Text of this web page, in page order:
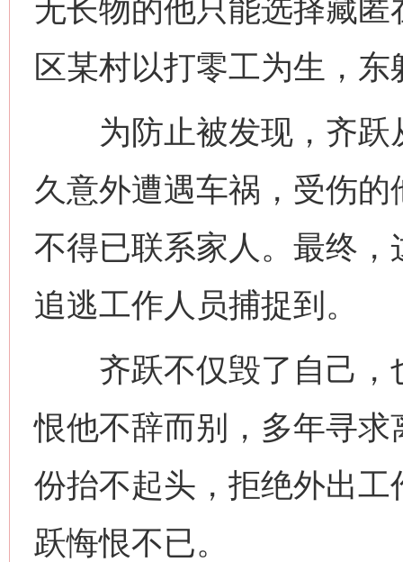
无长物的他只能选择藏
区某村以打零工为生，
为防止被发现，齐跃
久意外遭遇车祸，受伤
不得已联系家人。最终
追逃工作人员捕捉到。
齐跃不仅毁了自己，
恨他不辞而别，多年寻求
份抬不起头，拒绝外出
跃悔恨不已。